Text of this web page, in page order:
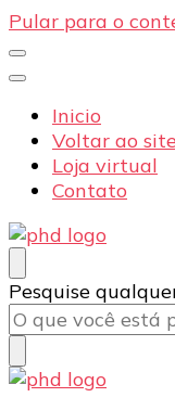
Pular para o
Inicio
Voltar ao
Loja virtual
Contato
PHD Seg
Blog
Procurando
algo?
Pesquise